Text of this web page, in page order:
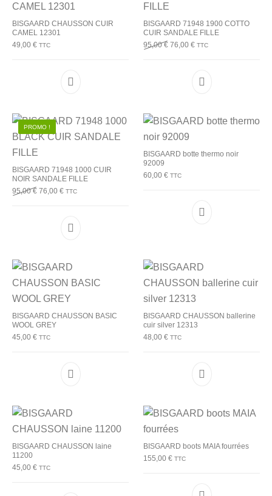
BISGAARD CHAUSSON CUIR
CAMEL 12301
49,00 € TTC
Ce produit a plusieurs variations. Les options
BISGAARD 71948 1900 COTTO
CUIR SANDALE FILLE
95,00€ Le prix initial était : 95,00 €.
76,00 €Le prix actuel est :
TTC
Ce produit a
PROMO !
BISGAARD 71948 1000 CUIR
NOIR SANDALE FILLE
95,00€ Le prix initial était : 95,00 €.
76,00 €Le prix actuel est : 76,00 €.
TTC
Ce produit a plusieurs variations. Les options
BISGAARD botte thermo noir
92009
60,00 € TTC
Ce produit a
BISGAARD CHAUSSON BASIC
WOOL GREY
45,00 € TTC
Ce produit a plusieurs variations. Les options
BISGAARD CHAUSSON ballerine
cuir silver 12313
48,00 € TTC
Ce produit a
BISGAARD CHAUSSON laine
11200
45,00 € TTC
BISGAARD boots MAIA fourrées
155,00 € TTC